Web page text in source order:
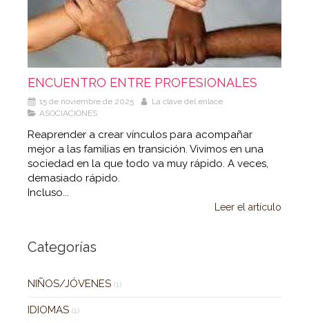
ENCUENTRO ENTRE PROFESIONALES
15 de noviembre de 2025
La clave del enlace
ASOCIACIONES
Reaprender a crear vínculos para acompañar
mejor a las familias en transición. Vivimos en una
sociedad en la que todo va muy rápido. A veces,
demasiado rápido.
Incluso...
Leer el artículo
Categorías
NIÑOS/JÓVENES (1)
IDIOMAS (1)